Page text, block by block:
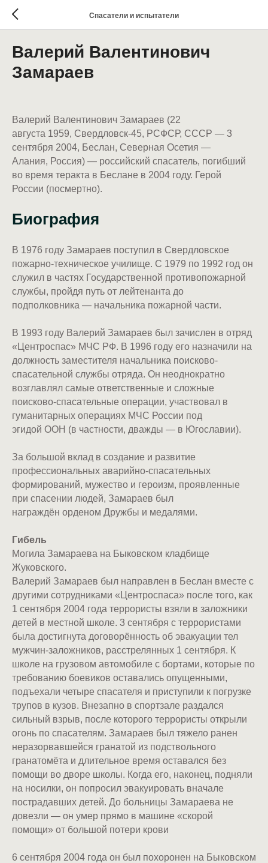
Спасатели и испытатели
Валерий Валентинович
Замараев
Валерий Валентинович Замараев (22
августа 1959, Свердловск-45, РСФСР, СССР — 3
сентября 2004, Беслан, Северная Осетия —
Алания, Россия) — российский спасатель, погибший
во время теракта в Беслане в 2004 году. Герой
России (посмертно).
Биография
В 1976 году Замараев поступил в Свердловское
пожарно-техническое училище. С 1979 по 1992 год он
служил в частях Государственной противопожарной
службы, пройдя путь от лейтенанта до
подполковника — начальника пожарной части.
В 1993 году Валерий Замараев был зачислен в отряд
«Центроспас» МЧС РФ. В 1996 году его назначили на
должность заместителя начальника поисково-
спасательной службы отряда. Он неоднократно
возглавлял самые ответственные и сложные
поисково-спасательные операции, участвовал в
гуманитарных операциях МЧС России под
эгидой ООН (в частности, дважды — в Югославии).
За большой вклад в создание и развитие
профессиональных аварийно-спасательных
формирований, мужество и героизм, проявленные
при спасении людей, Замараев был
награждён орденом Дружбы и медалями.
Гибель
Могила Замараева на Быковском кладбище
Жуковского.
Валерий Замараев был направлен в Беслан вместе с
другими сотрудниками «Центроспаса» после того, как
1 сентября 2004 года террористы взяли в заложники
детей в местной школе. 3 сентября с террористами
была достигнута договорённость об эвакуации тел
мужчин-заложников, расстрелянных 1 сентября. К
школе на грузовом автомобиле с бортами, которые по
требованию боевиков оставались опущенными,
подъехали четыре спасателя и приступили к погрузке
трупов в кузов. Внезапно в спортзале раздался
сильный взрыв, после которого террористы открыли
огонь по спасателям. Замараев был тяжело ранен
неразорвавшейся гранатой из подствольного
гранатомёта и длительное время оставался без
помощи во дворе школы. Когда его, наконец, подняли
на носилки, он попросил эвакуировать вначале
пострадавших детей. До больницы Замараева не
довезли — он умер прямо в машине «скорой
помощи» от большой потери крови
6 сентября 2004 года он был похоронен на Быковском